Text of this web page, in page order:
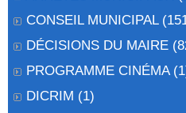
CONSEIL MUNICIPAL
DÉCISIONS DU MAIRE
PROGRAMME CINÉMA
DICRIM (1)